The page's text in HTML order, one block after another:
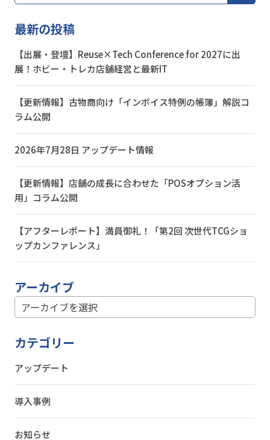
最新の投稿
【出展・登壇】Reuse×Tech Conference for 2027に出
展！ホビー・トレカ店舗経営と最新IT
【更新情報】古物商向け「インボイス特例の帳簿」解説コ
ラム公開
2026年7月28日 アップデート情報
【更新情報】店舗の成長に合わせた「POSオプション活
用」コラム公開
【アフターレポート】満員御礼！「第2回 次世代TCGショ
ップカンファレンス」
アーカイブ
カテゴリー
アップデート
導入事例
お知らせ